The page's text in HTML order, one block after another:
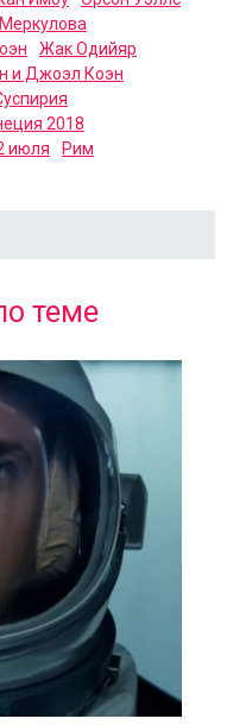
Жак Одийяр
и Джоэл Коэн
2018
июля
Рим
теме